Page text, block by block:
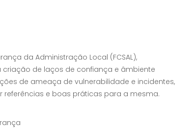
da Administração Local (FCSAL),
criação de laços de confiança e âmbiente
de ameaça de vulnerabilidade e incidentes,
referências e boas práticas para a mesma.